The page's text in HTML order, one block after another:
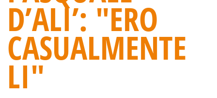
D’ALI’: "ERO
CASUALMENTE
LI"